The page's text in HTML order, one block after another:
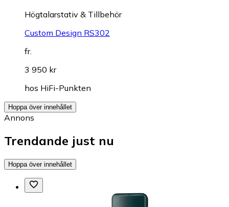
Högtalarstativ & Tillbehör
Custom Design RS302
fr.
3 950 kr
hos HiFi-Punkten
Hoppa över innehållet
Annons
Trendande just nu
Hoppa över innehållet